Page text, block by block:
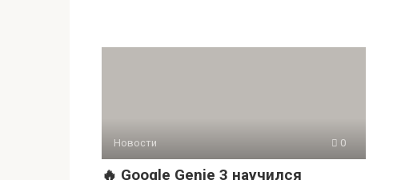
Новости 0
🔥 Google Genie 3 научился